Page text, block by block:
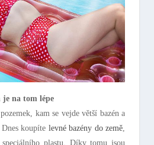
je na tom lépe
kam se vejde větší bazén a
koupíte levné bazény do země
plastu. Díky tomu jsou